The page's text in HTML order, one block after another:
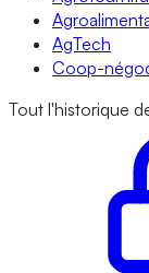
AgTech
Coop-
Tout l'historique